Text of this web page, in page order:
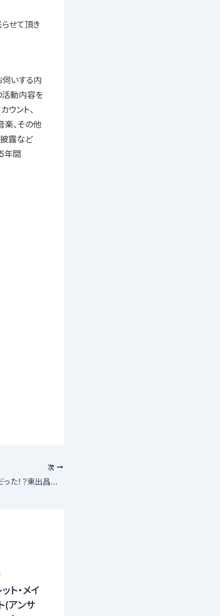
せて頂き
いする内
活動内容を
ウント、
楽、その他
露など
年間
次
情報の出所は本人だった！？東出昌大の「養育費1万円」報道のネタ元判明
ト・メイ
(アンサ